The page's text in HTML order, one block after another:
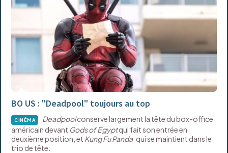
BO US : "Deadpool" toujours au top
CINÉMA Deadpoolconserve largement la tête du box-office
américain devant Gods of Egyptqui fait son entrée en
deuxième position, et Kung Fu Panda qui se maintient dans le
trio de tête.